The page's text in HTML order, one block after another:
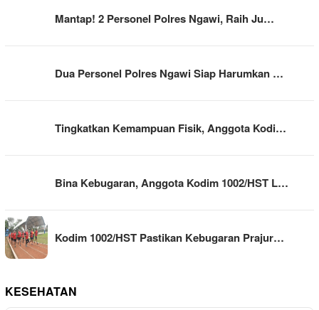
Mantap! 2 Personel Polres Ngawi, Raih Ju…
Dua Personel Polres Ngawi Siap Harumkan …
Tingkatkan Kemampuan Fisik, Anggota Kodi…
Bina Kebugaran, Anggota Kodim 1002/HST L…
Kodim 1002/HST Pastikan Kebugaran Prajur…
KESEHATAN